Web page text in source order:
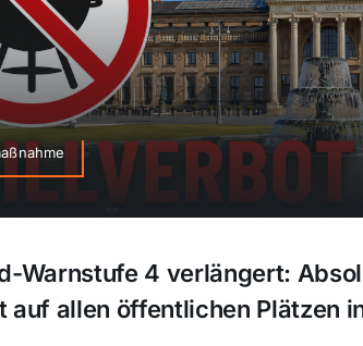
Warnstufe 4 verlängert:
auf allen öffentlichen Plätzen